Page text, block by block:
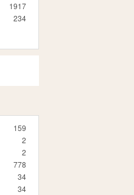
1917
234
159
2
2
778
34
34